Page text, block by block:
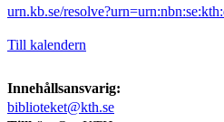
urn.kb.se/
Till kalendern
Innehållsansvarig:
biblioteket@kth.se